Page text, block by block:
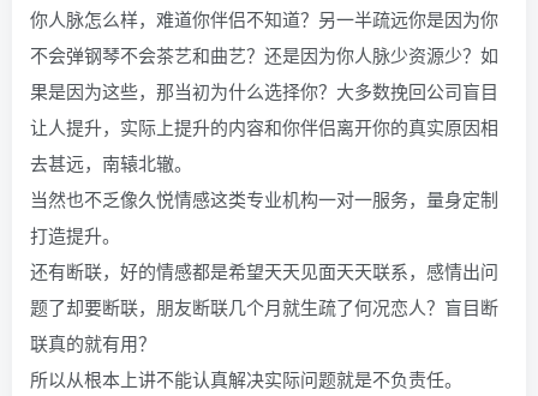
你人脉怎么样，难道你伴侣不知道？另一半疏远你是因为你
不会弹钢琴不会茶艺和曲艺？还是因为你人脉少资源少？如
果是因为这些，那当初为什么选择你？大多数挽回公司盲目
让人提升，实际上提升的内容和你伴侣离开你的真实原因相
去甚远，南辕北辙。
当然也不乏像久悦情感这类专业机构一对一服务，量身定制
打造提升。
还有断联，好的情感都是希望天天见面天天联系，感情出问
题了却要断联，朋友断联几个月就生疏了何况恋人？盲目断
联真的就有用？
所以从根本上讲不能认真解决实际问题就是不负责任。